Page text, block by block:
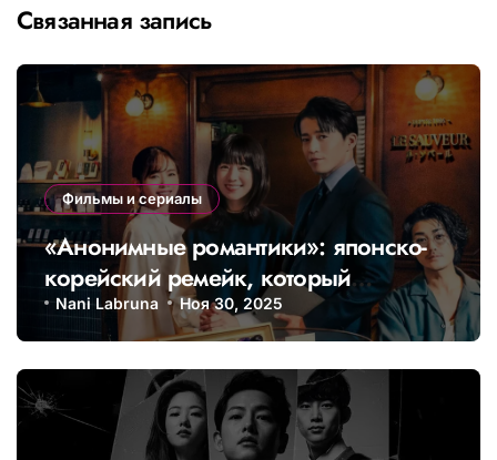
Связанная запись
Фильмы и сериалы
«Анонимные романтики»: японско-
корейский ремейк, который
покоряет всю Азию
Nani Labruna Ноя 30, 2025